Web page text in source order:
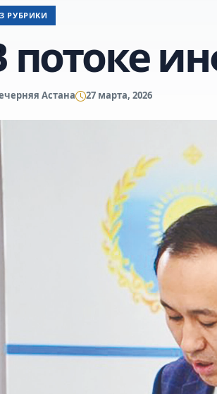
РУБРИКИ
потоке
Астана 27 марта, 2026